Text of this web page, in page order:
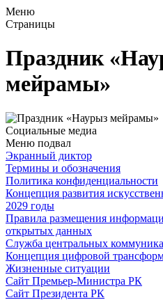
Меню
Страницы
Праздник
мейрамы»
Социальные медиа
Меню подвал
Экранный диктор
Термины и обозначения
Политика конфиденциальности
Концепция развития
2029 годы
Правила размещения
открытых данных
Служба центральных
Концепция цифровой
Жизненные ситуации
Сайт Премьер-Министра РК
Сайт Президента РК